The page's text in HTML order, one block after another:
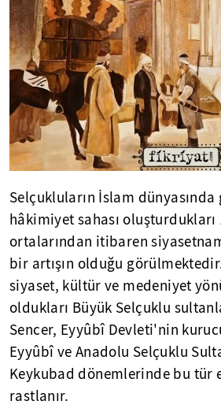
Selçukluların İslam
hâkimiyet sahası oluşturdukları
ortalarından itibaren
bir artışın olduğu
siyaset, kültür ve medeniyet
oldukları Büyük Selçuklu
Sencer, Eyyûbî Devleti'nin
Eyyûbî ve Anadolu Selçuklu
Keykubad dönemlerinde bu tür
rastlanır.